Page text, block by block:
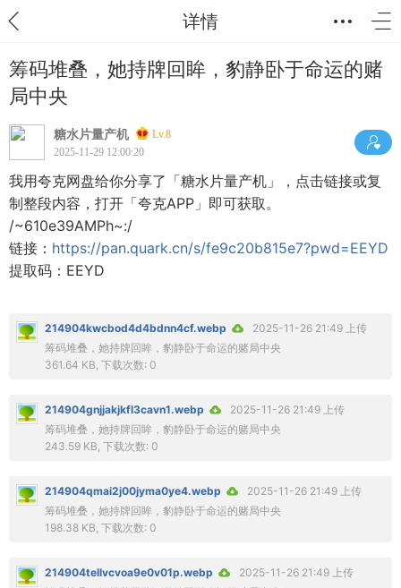
详情
筹码堆叠，她持牌回眸，豹静卧于命运的赌
局中央
糖水片量产机
Lv.8
2025-11-29 12:00:20
我用夸克网盘给你分享了「糖水片量产机」，点击链接或复
制整段内容，打开「夸克APP」即可获取。
/~610e39AMPh~:/
链接： https://pan.quark.cn/s/fe9c20b815e7?pwd=EEYD
提取码：EEYD
214904kwcbod4d4bdnn4cf.webp
2025-11-26 21:49 上传
筹码堆叠，她持牌回眸，豹静卧于命运的赌局中央
361.64 KB, 下载次数: 0
214904gnjjakjkfl3cavn1.webp
2025-11-26 21:49 上传
筹码堆叠，她持牌回眸，豹静卧于命运的赌局中央
243.59 KB, 下载次数: 0
214904qmai2j00jyma0ye4.webp
2025-11-26 21:49 上传
筹码堆叠，她持牌回眸，豹静卧于命运的赌局中央
198.38 KB, 下载次数: 0
214904tellvcvoa9e0v01p.webp
2025-11-26 21:49 上传